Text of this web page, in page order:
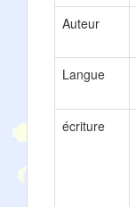
Auteur
Langue
écriture